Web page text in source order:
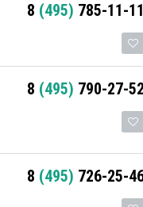
8 (495) 785-11-11
8 (495) 790-27-52
8 (495) 726-25-